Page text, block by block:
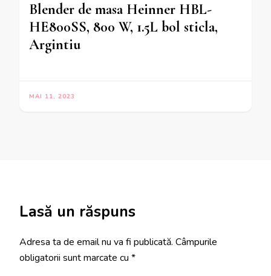
Blender de masa Heinner HBL-
HE800SS, 800 W, 1.5L bol sticla,
Argintiu
MAI 11, 2023
Lasă un răspuns
Adresa ta de email nu va fi publicată. Câmpurile
obligatorii sunt marcate cu *